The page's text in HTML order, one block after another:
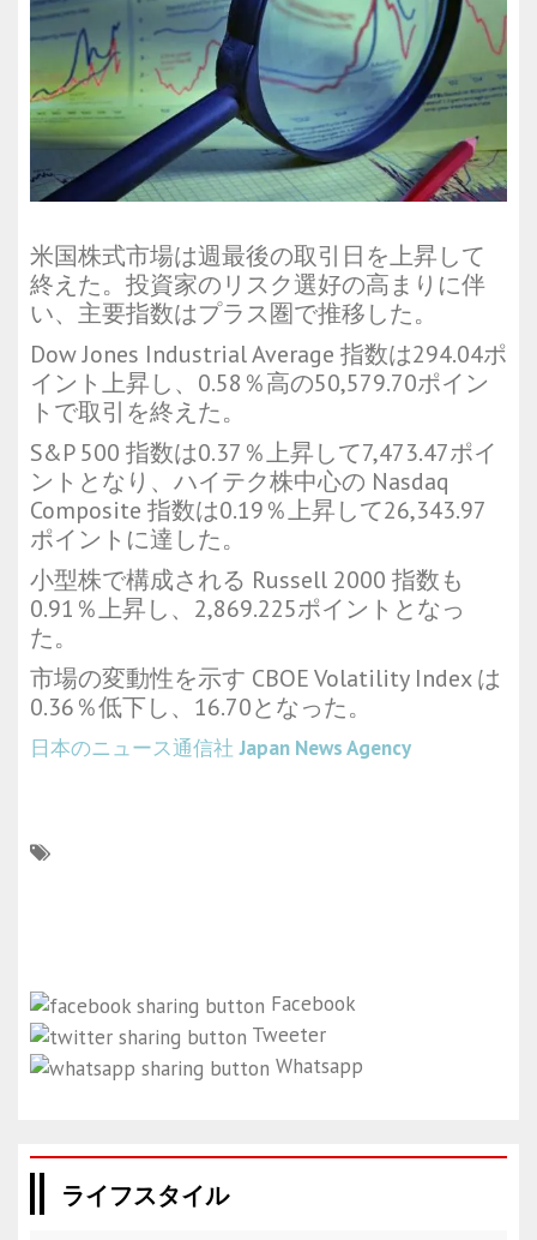
米国株式市場は週最後の取引日を上昇して
終えた。投資家のリスク選好の高まりに伴
い、主要指数はプラス圏で推移した。
Dow Jones Industrial Average 指数は294.04ポ
イント上昇し、0.58％高の50,579.70ポイン
トで取引を終えた。
S&P 500 指数は0.37％上昇して7,473.47ポイ
ントとなり、ハイテク株中心の Nasdaq
Composite 指数は0.19％上昇して26,343.97
ポイントに達した。
小型株で構成される Russell 2000 指数も
0.91％上昇し、2,869.225ポイントとなっ
た。
市場の変動性を示す CBOE Volatility Indexは
0.36％低下し、16.70となった。
日本のニュース通信社 Japan News Agency
Facebook
Tweeter
Whatsapp
ライフスタイル